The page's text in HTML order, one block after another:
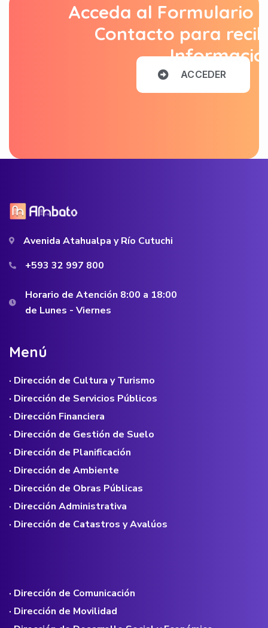
Acceda al Formulario
Contacto para
ACCEDER
Avenida Atahualpa y Río Cutuchi
+593 32 997 800
Horario de Atención 8:00 a 18:00
de Lunes - Viernes
Menú
· Dirección de Cultura y Turismo
· Dirección de Servicios Públicos
· Dirección Financiera
· Dirección de Gestión de Suelo
· Dirección de Planificación
· Dirección de Ambiente
· Dirección de Obras Públicas
· Dirección Administrativa
· Dirección de Catastros y Avalúos
· Dirección de Comunicación
· Dirección de Movilidad